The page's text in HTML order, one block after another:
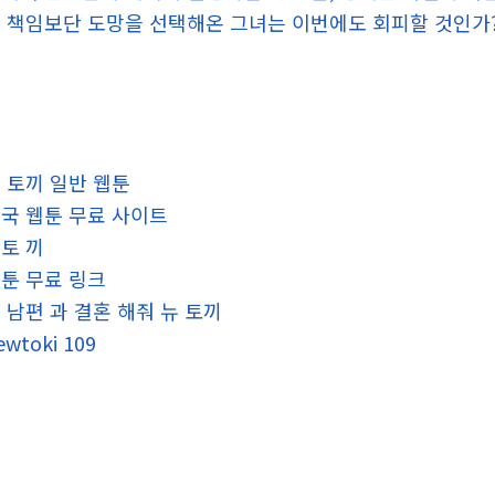
책임보단 도망을 선택해온 그녀는 이번에도 회피할 것인가
토끼 일반 웹툰
웹툰 무료 사이트
끼
무료 링크
남편 과 결혼 해줘 뉴 토끼
109